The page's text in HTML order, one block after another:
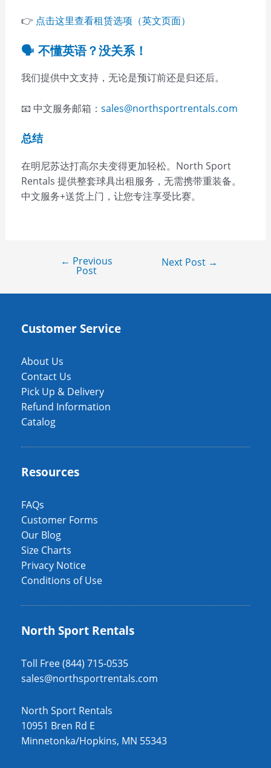
👉 点击这里查看租赁选项（英文页面）
🗣️ 不懂英语？没关系！
我们提供中文支持，无论是预订前还是归还后。
📧 中文服务邮箱： sales@northsportrentals.com
总结
在明尼苏达打高尔夫变得更加轻松。North Sport
Rentals 提供整套球具出租服务，无需携带重装备。
中文服务+送货上门，让您专注享受比赛。
← Previous
Post
Next Post →
Customer Service
About Us
Contact Us
Pick Up & Delivery
Refund Information
Catalog
Resources
FAQs
Customer Forms
Our Blog
Size Charts
Privacy Notice
Conditions of Use
North Sport Rentals
Toll Free (844) 715-0535
sales@northsportrentals.com
North Sport Rentals
10951 Bren Rd E
Minnetonka/Hopkins, MN 55343